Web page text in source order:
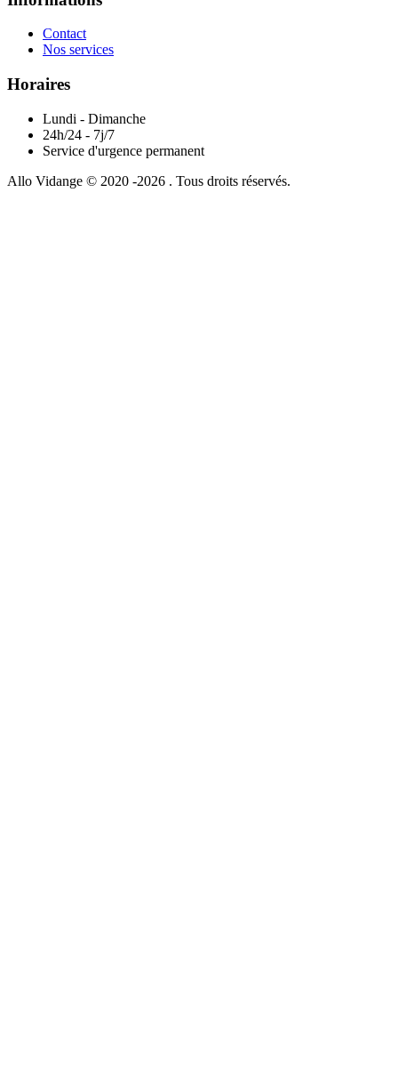
Contact
Nos services
Horaires
Lundi - Dimanche
24h/24 - 7j/7
Service d'urgence permanent
Allo Vidange © 2020 -2026 . Tous droits réservés.